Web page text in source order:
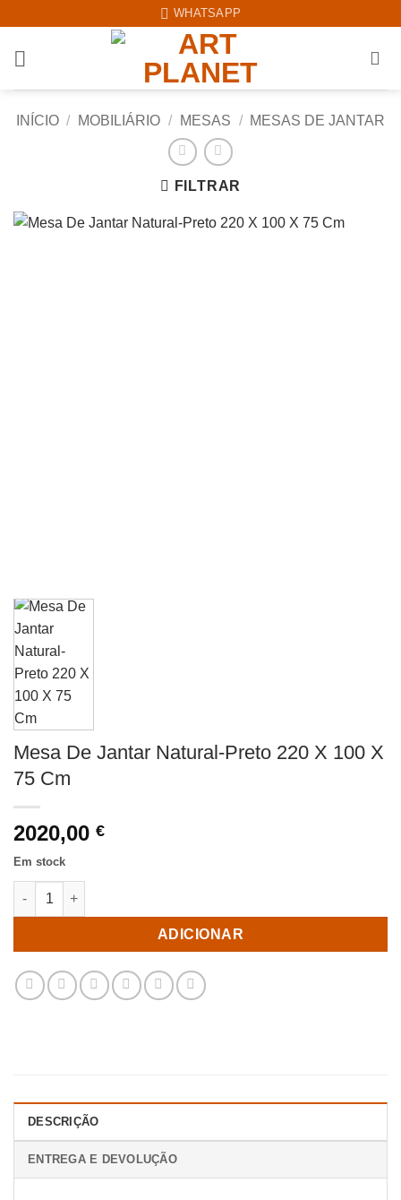
content
WHATSAPP
INÍCIO / MOBILIÁRIO / MESAS / MESAS DE JANTAR
FILTRAR
Mesa De Jantar Natural-Preto 220 X 100 X
75 Cm
2020,00 €
Em stock
Quantidade de Mesa De Jantar Natural-Preto 220 X 100 X 75 Cm
ADICIONAR
DESCRIÇÃO
ENTREGA E DEVOLUÇÃO